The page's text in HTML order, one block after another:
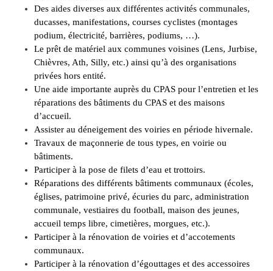
Des aides diverses aux différentes activités communales,
ducasses, manifestations, courses cyclistes (montages
podium, électricité, barrières, podiums, …).
Le prêt de matériel aux communes voisines (Lens, Jurbise,
Chièvres, Ath, Silly, etc.) ainsi qu’à des organisations
privées hors entité.
Une aide importante auprès du CPAS pour l’entretien et les
réparations des bâtiments du CPAS et des maisons
d’accueil.
Assister au déneigement des voiries en période hivernale.
Travaux de maçonnerie de tous types, en voirie ou
bâtiments.
Participer à la pose de filets d’eau et trottoirs.
Réparations des différents bâtiments communaux (écoles,
églises, patrimoine privé, écuries du parc, administration
communale, vestiaires du football, maison des jeunes,
accueil temps libre, cimetières, morgues, etc.).
Participer à la rénovation de voiries et d’accotements
communaux.
Participer à la rénovation d’égouttages et des accessoires